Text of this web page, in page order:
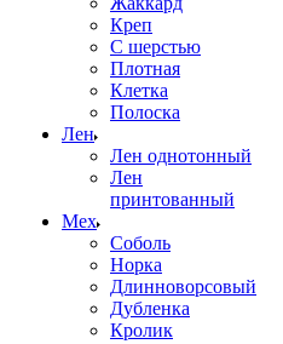
Креп
С шерстью
Плотная
Клетка
Полоска
Лен
Лен однотонный
Лен
принтованный
Мех
Соболь
Норка
Длинноворсовый
Дубленка
Кролик